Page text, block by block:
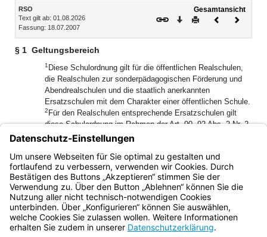
Inhalt
RSO
Text gilt ab: 01.08.2026
Fassung: 18.07.2007
Gesamtansicht
Download
DruckenVorheriges
§ 1 Geltungsbereich
1 Diese Schulordnung gilt für die öffentlichen Realschulen,
die Realschulen zur sonderpädagogischen Förderung und
Abendrealschulen und die staatlich anerkannten
Ersatzschulen mit dem Charakter einer öffentlichen Schule.
2 Für den Realschulen entsprechende Ersatzschulen gilt
diese Schulordnung im Rahmen der Art. 90, 92 Abs. 2 Nr. 2
und Abs. 5 und Art. 93 des Bayerischen Gesetzes über das
Erziehungs- und Unterrichtswesen (BayEUG), für staatlich
anerkannte Ersatzschulen gilt sie darüber hinaus im
Rahmen des Art. 100 Abs. 2 BayEUG.
Bayern.de
BayernPortal